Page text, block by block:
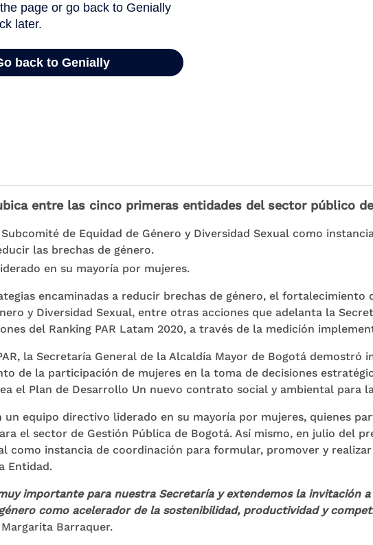
entre las cinco primeras entidades del sector público
de Equidad de Género y Diversidad Sexual como
las brechas de género.
en su mayoría por mujeres.
encaminadas a reducir brechas de género, el
y Diversidad Sexual, entre otras acciones que adelanta la
del Ranking PAR Latam 2020, a través de la medición
la Secretaría General de la Alcaldía Mayor de Bogotá demostró
de la participación de mujeres en la toma de decisiones
el Plan de Desarrollo Un nuevo contrato social y ambiental para
un equipo directivo liderado en su mayoría por mujeres, quienes
el sector de Gestión Pública de Bogotá. Así mismo, en julio del
como instancia de coordinación para formular, promover y
Entidad.
importante para nuestra Secretaría y extendemos la invitación
como acelerador de la sostenibilidad, productividad y
Barraquer.